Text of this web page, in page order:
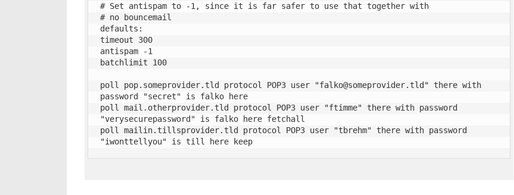
# Set antispam to -1, since it is far safer to use that together with
# no bouncemail
defaults:
timeout 300
antispam -1
batchlimit 100
poll pop.someprovider.tld protocol POP3 user "falko@someprovider.tld" there with
password "secret" is falko here
poll mail.otherprovider.tld protocol POP3 user "ftimme" there with password
"verysecurepassword" is falko here fetchall
poll mailin.tillsprovider.tld protocol POP3 user "tbrehm" there with password
"iwonttellyou" is till here keep